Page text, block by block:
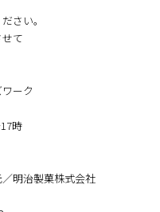
さい。
て
ーク
時
明治製菓株式会社